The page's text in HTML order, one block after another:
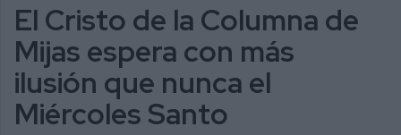
El Cristo de la Columna de
Mijas espera con más
ilusión que nunca el
Miércoles Santo